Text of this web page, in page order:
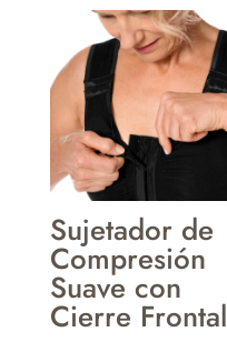
Sujetador de
Compresión
Suave con
Cierre Frontal